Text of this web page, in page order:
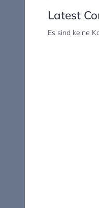
Latest
Es sind keine